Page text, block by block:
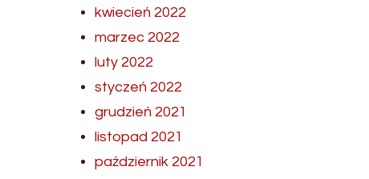
kwiecień 2022
marzec 2022
luty 2022
styczeń 2022
grudzień 2021
listopad 2021
październik 2021